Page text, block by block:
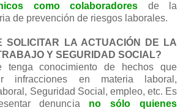
como colaboradores de la
de prevención de riesgos laborales.
SOLICITAR LA ACTUACIÓN DE LA
Y SEGURIDAD SOCIAL?
tenga conocimiento de hechos que
infracciones en materia laboral,
Seguridad Social, empleo, etc. Es
denuncia no sólo quienes